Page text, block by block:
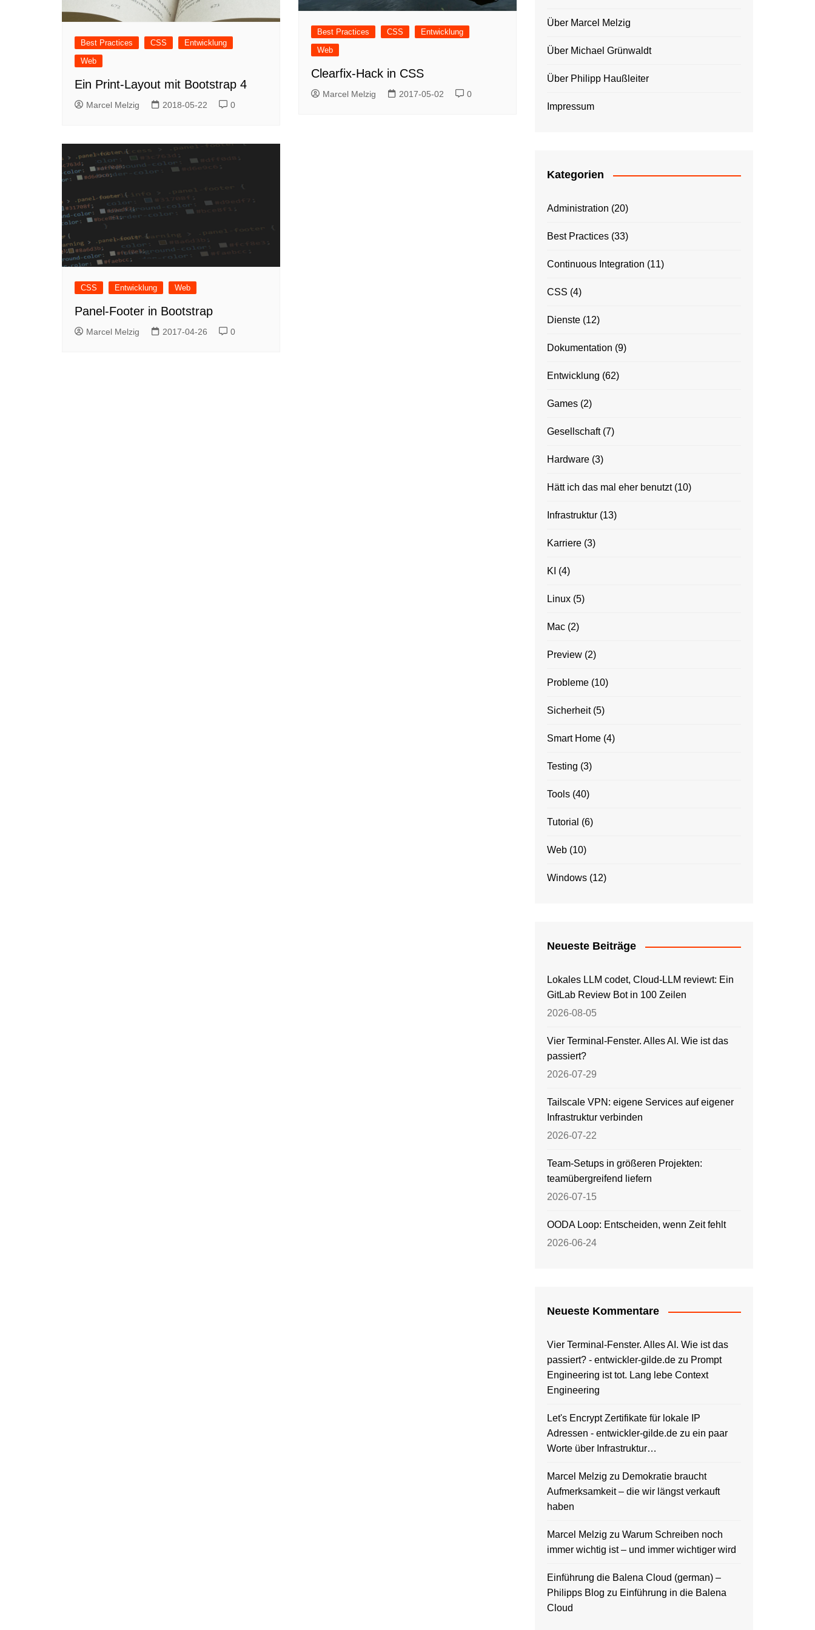
Best Practices CSS
Entwicklung
Web
Ein Print-Layout mit Bootstrap 4
Marcel Melzig 2018-05-22 0
Best Practices CSS
Entwicklung
Web
Clearfix-Hack in CSS
Marcel Melzig 2017-05-02 0
CSS Entwicklung Web
Panel-Footer in Bootstrap
Marcel Melzig 2017-04-26 0
Über Marcel Melzig
Über Michael Grünwaldt
Über Philipp Haußleiter
Impressum
Kategorien
Administration (20)
Best Practices (33)
Continuous Integration (11)
CSS (4)
Dienste (12)
Dokumentation (9)
Entwicklung (62)
Games (2)
Gesellschaft(7)
Hardware (3)
Hätt ich das mal eher benutzt(10)
Infrastruktur (13)
Karriere (3)
KI (4)
Linux (5)
Mac (2)
Preview (2)
Probleme (10)
Sicherheit(5)
Smart Home (4)
Testing (3)
Tools (40)
Tutorial (6)
Web (10)
Windows (12)
Neueste Beiträge
Lokales LLM codet, Cloud-LLM reviewt: Ein
GitLab Review Bot in 100 Zeilen
2026-08-05
Vier Terminal-Fenster. Alles AI. Wie ist das
passiert?
2026-07-29
Tailscale VPN: eigene Services auf eigener
Infrastruktur verbinden
2026-07-22
Team-Setups in größeren Projekten:
teamübergreifend liefern
2026-07-15
OODA Loop: Entscheiden, wenn Zeit fehlt
2026-06-24
Neueste Kommentare
Vier Terminal-Fenster. Alles AI. Wie ist das
passiert? - entwickler-gilde.de zu Prompt
Engineering ist tot. Lang lebe Context
Engineering
Let's Encrypt Zertifikate für lokale IP
Adressen - entwickler-gilde.de zu ein paar
Worte über Infrastruktur…
Marcel Melzig zu Demokratie braucht
Aufmerksamkeit – die wir längst verkauft
haben
Marcel Melzig zu Warum Schreiben noch
immer wichtig ist – und immer wichtiger wird
Einführung die Balena Cloud (german) –
Philipps Blog zu Einführung in die Balena
Cloud